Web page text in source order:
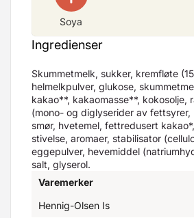
Soya
Ingredienser
Skummetmelk, sukker, kremfløte
helmelkpulver, glukose,
kakao**, kakaomasse**, kokosolje,
(mono- og diglyserider av fettsyrer,
smør, hvetemel, fettredusert
stivelse, aromaer, stabilisator
eggepulver, hevemiddel
salt, glyserol.
Varemerker
Hennig-Olsen Is